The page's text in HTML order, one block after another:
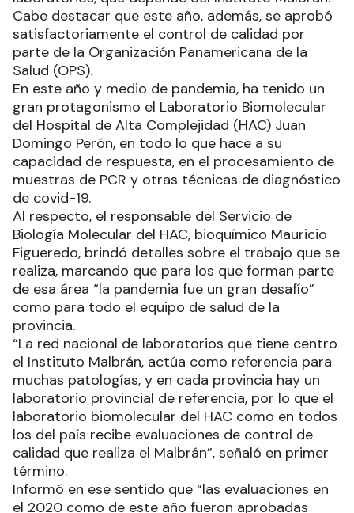
Cabe destacar que este año, además, se aprobó
satisfactoriamente el control de calidad por
parte de la Organización Panamericana de la
Salud (OPS).
En este año y medio de pandemia, ha tenido un
gran protagonismo el Laboratorio Biomolecular
del Hospital de Alta Complejidad (HAC) Juan
Domingo Perón, en todo lo que hace a su
capacidad de respuesta, en el procesamiento de
muestras de PCR y otras técnicas de diagnóstico
de covid-19.
Al respecto, el responsable del Servicio de
Biología Molecular del HAC, bioquímico Mauricio
Figueredo, brindó detalles sobre el trabajo que se
realiza, marcando que para los que forman parte
de esa área “la pandemia fue un gran desafío”
como para todo el equipo de salud de la
provincia.
“La red nacional de laboratorios que tiene centro
el Instituto Malbrán, actúa como referencia para
muchas patologías, y en cada provincia hay un
laboratorio provincial de referencia, por lo que el
laboratorio biomolecular del HAC como en todos
los del país recibe evaluaciones de control de
calidad que realiza el Malbrán”, señaló en primer
término.
Informó en ese sentido que “las evaluaciones en
el 2020 como de este año fueron aprobadas